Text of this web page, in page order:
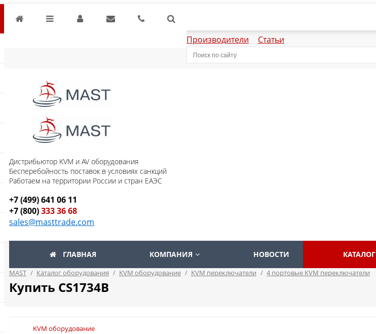
Производители Статьи
Дистрибьютор KVM и AV оборудования
Бесперебойность поставок в условиях санкций
Работаем на территории России и стран ЕАЭС
+7 (499) 641 06 11
+7 (800)333 36 68
sales@masttrade.com
ГЛАВНАЯ КОМПАНИЯ НОВОСТИ КАТАЛОГ
MAST / Каталог оборудования / KVM оборудование / KVM переключатели / 4 портовые KVM переключатели
Купить CS1734B
KVM оборудование